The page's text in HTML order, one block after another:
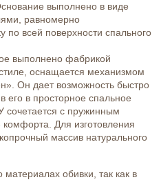
выполнено в виде
равномерно
по всей поверхности спального
выполнено фабрикой
оснащается механизмом
Он дает возможность быстро
его в просторное спальное
сочетается с пружинным
Для изготовления
массив натурального
обивки, так как в